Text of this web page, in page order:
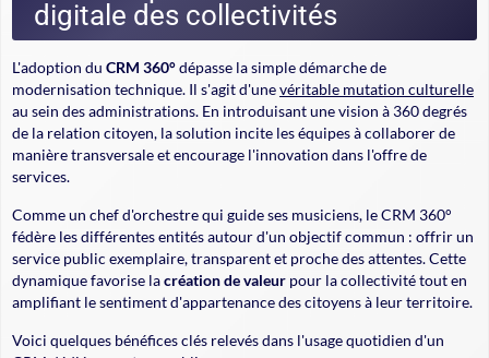
digitale des collectivités
L'adoption du CRM 360°dépasse la simple démarche de
modernisation technique. Il s'agit d'unevéritable mutation culturelle
au sein des administrations. En introduisant une vision à 360 degrés
de la relation citoyen, la solution incite les équipes à collaborer de
manière transversale et encourage l'innovation dans l'offre de
services.
Comme un chef d'orchestre qui guide ses musiciens, le CRM 360°
fédère les différentes entités autour d'un objectif commun : offrir un
service public exemplaire, transparent et proche des attentes. Cette
dynamique favorise lacréation de valeur pour la collectivité tout en
amplifiant le sentiment d'appartenance des citoyens à leur territoire.
Voici quelques bénéfices clés relevés dans l'usage quotidien d'un